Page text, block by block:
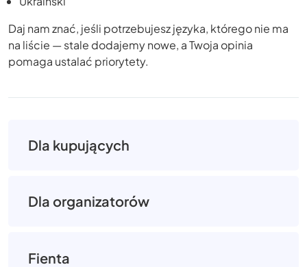
Daj nam znać, jeśli potrzebujesz języka, którego nie ma
na liście — stale dodajemy nowe, a Twoja opinia
pomaga ustalać priorytety.
Dla kupujących
Dla organizatorów
Fienta